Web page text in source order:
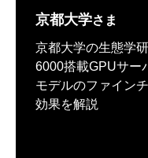
京都大学さま
京都大学の生態学
6000搭載GPUサー
モデルのファイン
効果を解説